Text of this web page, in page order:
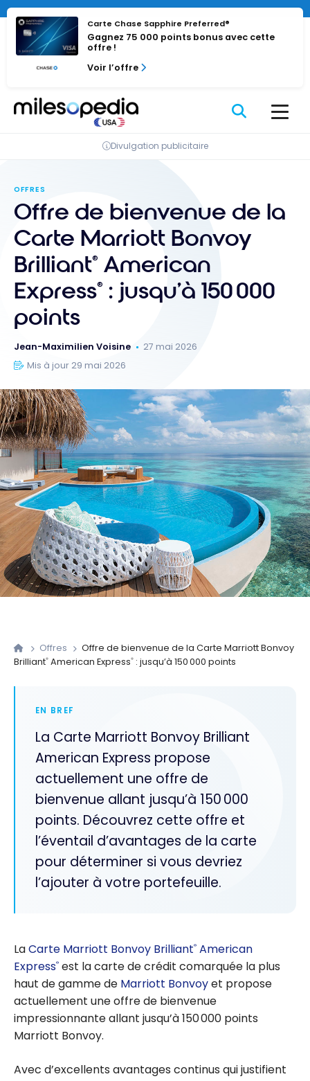
Passer
contenu
Carte Chase Sapphire Preferred®
Gagnez 75 000 points bonus avec cette
offre !
Voir l’offre
Divulgation publicitaire
OFFRES
Offre de bienvenue de la
Carte Marriott Bonvoy
Brilliant® American
Express® : jusqu’à 150 000
points
Jean-Maximilien Voisine
27 mai 2026
Mis à jour 29 mai 2026
Offres
Offre de bienvenue de la Carte Marriott Bonvoy
Brilliant® American Express® : jusqu’à 150 000 points
EN BREF
La Carte Marriott Bonvoy Brilliant
American Express propose
actuellement une offre de
bienvenue allant jusqu’à 150 000
points. Découvrez cette offre et
l’éventail d’avantages de la carte
pour déterminer si vous devriez
l’ajouter à votre portefeuille.
LaCarte Marriott Bonvoy Brilliant® American
Express® est la carte de crédit comarquée la plus
haut de gamme de Marriott Bonvoyet propose
actuellement une offre de bienvenue
impressionnante allant jusqu’à 150 000 points
Marriott Bonvoy.
Avec d’excellents avantages continus qui justifient